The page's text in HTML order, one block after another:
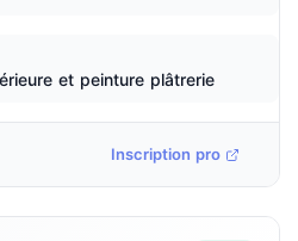
et peinture plâtrerie
Inscription pro